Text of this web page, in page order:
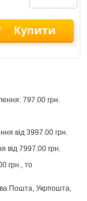
Купити
797.00 грн.
від 3997.00 грн.
від 7997.00 грн.
грн., то
Пошта, Укрпошта,